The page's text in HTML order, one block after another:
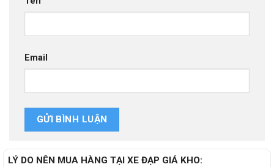
Email
LÝ DO NÊN MUA HÀNG TẠI XE ĐẠP GIÁ KHO: